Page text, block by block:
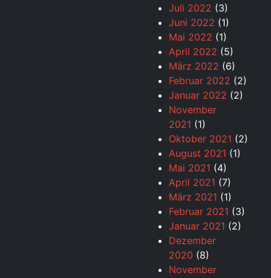
Juli 2022 (3)
Juni 2022 (1)
Mai 2022 (1)
April 2022 (5)
März 2022 (6)
Februar 2022 (2)
Januar 2022 (2)
November
2021 (1)
Oktober 2021 (2)
August 2021 (1)
Mai 2021 (4)
April 2021 (7)
März 2021 (1)
Februar 2021 (3)
Januar 2021 (2)
Dezember
2020 (8)
November